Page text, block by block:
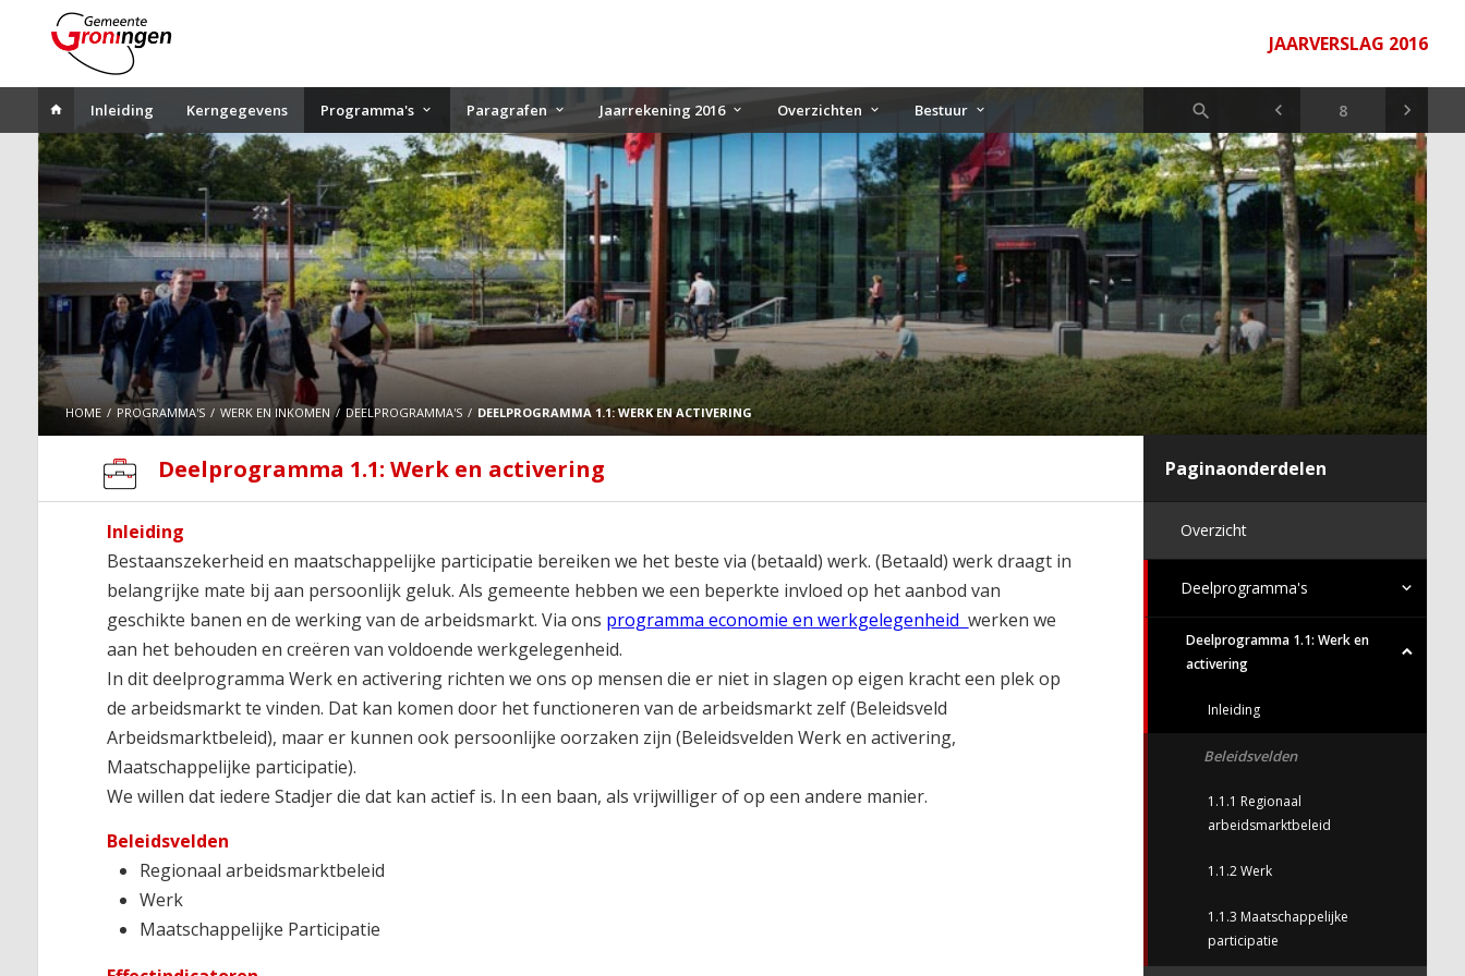
JAARVERSLAG 2016
Inleiding Kerngegevens Programma's Paragrafen Jaarrekening 2016 Overzichten Bestuur
HOME PROGRAMMA'S WERK EN INKOMEN DEELPROGRAMMA'S DEELPROGRAMMA 1.1: WERK EN ACTIVERING
Paginaonderdelen
Overzicht
Deelprogramma's
Deelprogramma 1.1: Werk en
activering
Inleiding
Beleidsvelden
1.1.1 Regionaal
arbeidsmarktbeleid
1.1.2 Werk
1.1.3 Maatschappelijke
participatie
Deelprogramma 1.1: Werk en activering
Inleiding
Bestaanszekerheid en maatschappelijke participatie bereiken we het beste via (betaald) werk. (Betaald) werk draagt in
belangrijke mate bij aan persoonlijk geluk. Als gemeente hebben we een beperkte invloed op het aanbod van
geschikte banen en de werking van de arbeidsmarkt. Via ons programma economie en werkgelegenheidwerken we
aan het behouden en creëren van voldoende werkgelegenheid.
In dit deelprogramma Werk en activering richten we ons op mensen die er niet in slagen op eigen kracht een plek op
de arbeidsmarkt te vinden. Dat kan komen door het functioneren van de arbeidsmarkt zelf (Beleidsveld
Arbeidsmarktbeleid), maar er kunnen ook persoonlijke oorzaken zijn (Beleidsvelden Werk en activering,
Maatschappelijke participatie).
We willen dat iedere Stadjer die dat kan actief is. In een baan, als vrijwilliger of op een andere manier.
Beleidsvelden
Regionaal arbeidsmarktbeleid
Werk
Maatschappelijke Participatie